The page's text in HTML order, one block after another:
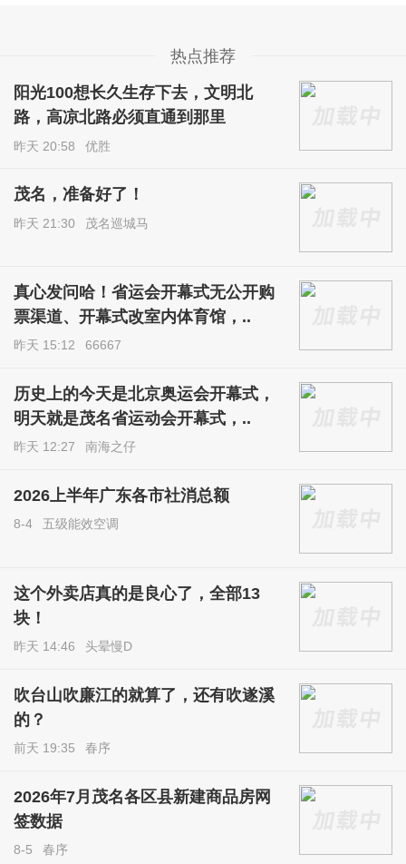
热点推荐
阳光100想长久生存下去，文明北
路，高凉北路必须直通到那里
昨天 20:58 优胜
茂名，准备好了！
昨天 21:30 茂名巡城马
真心发问哈！省运会开幕式无公开购
票渠道、开幕式改室内体育馆，..
昨天 15:12 66667
历史上的今天是北京奥运会开幕式，
明天就是茂名省运动会开幕式，..
昨天 12:27 南海之仔
2026上半年广东各市社消总额
8-4 五级能效空调
这个外卖店真的是良心了，全部13
块！
昨天 14:46 头晕慢D
吹台山吹廉江的就算了，还有吹遂溪
的？
前天 19:35 春序
2026年7月茂名各区县新建商品房网
签数据
8-5 春序